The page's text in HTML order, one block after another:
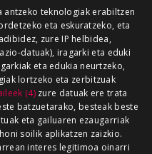
antzeko teknologiak erabiltzen
eta eskuratzeko, eta
zure IP helbidea,
datuak), iragarki eta eduki
eta edukia neurtzeko,
lortzeko eta zerbitzuak
(4)zure datuak ere trata
batzuetarako, besteak beste
eta gailuaren ezaugarriak
soilik aplikatzen zaizkio.
interes legitimoa oinarri